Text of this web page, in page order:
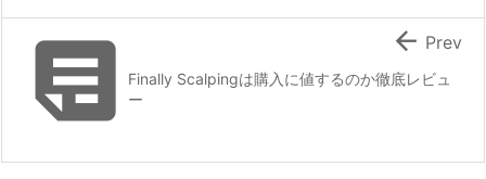
Finally Scalpingは購入に値するのか徹底レビュ
ー
 Prev